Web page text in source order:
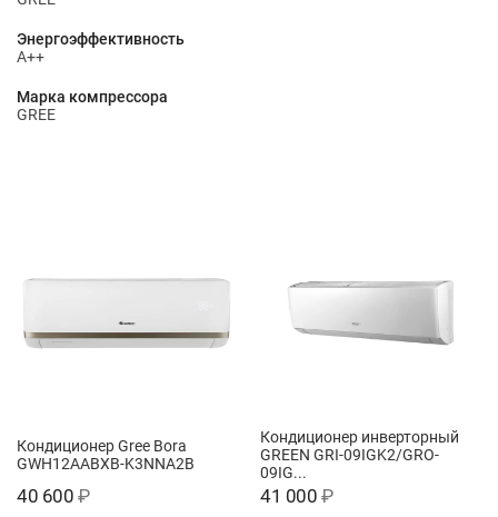
Энергоэффективность
A++
Марка компрессора
GREE
Кондиционер Gree Bora
GWH12AABXB-K3NNA2B
40 600 ₽
Кондиционер инверторный
GREEN GRI-09IGK2/GRO-
09IG...
41 000 ₽